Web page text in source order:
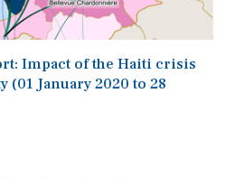
Impact of the Haiti crisis
January 2020 to 28